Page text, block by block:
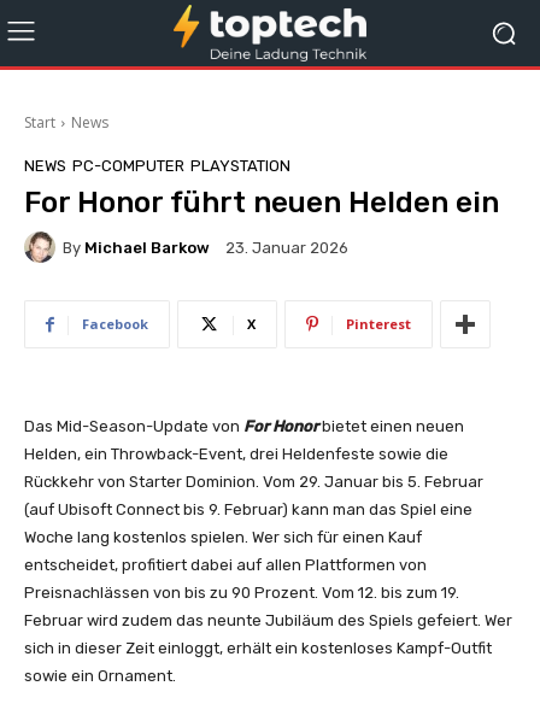
Start News
NEWS PC-COMPUTER PLAYSTATION
For Honor führt neuen Helden ein
By Michael Barkow 23. Januar 2026
Facebook X Pinterest
Das Mid-Season-Update von For Honorbietet einen neuen
Helden, ein Throwback-Event, drei Heldenfeste sowie die
Rückkehr von Starter Dominion. Vom 29. Januar bis 5. Februar
(auf Ubisoft Connect bis 9. Februar) kann man das Spiel eine
Woche lang kostenlos spielen. Wer sich für einen Kauf
entscheidet, profitiert dabei auf allen Plattformen von
Preisnachlässen von bis zu 90 Prozent. Vom 12. bis zum 19.
Februar wird zudem das neunte Jubiläum des Spiels gefeiert. Wer
sich in dieser Zeit einloggt, erhält ein kostenloses Kampf-Outfit
sowie ein Ornament.